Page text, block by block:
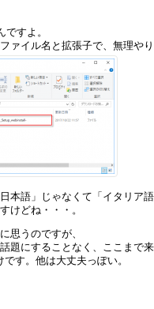
すよ。
ァイル名と拡張子で、無理や
本語」じゃなくて「イタリア
けどね・・・。
思うのですが、
題にすることなく、ここまで
す。他は大丈夫っぽい。